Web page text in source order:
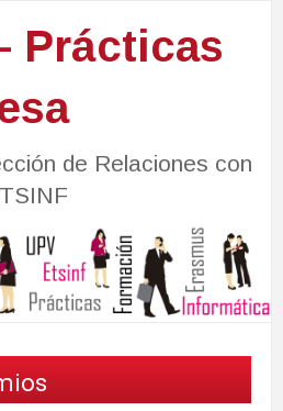
Prácticas
de Relaciones con